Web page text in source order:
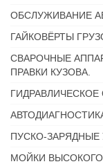
ОБСЛУЖИВАНИЕ
ГАЙКОВЁРТЫ
СВАРОЧНЫЕ
ПРАВКИ КУЗОВА.
ПУСКО-ЗАРЯДНЫЕ
МОЙКИ